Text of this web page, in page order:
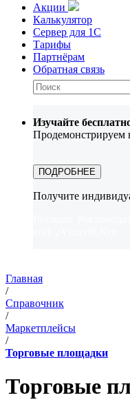
Акции
Калькулятор
Сервер для 1С
Тарифы
Партнёрам
Обратная связь
Изучайте
ПОДРОБНЕЕ
Получите
Главная
/
Справочник
/
Маркетплейсы
/
Торговые площадки
Торговые